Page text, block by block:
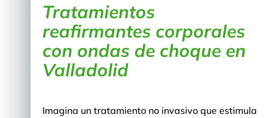
Tratamientos
reafirmantes corporales
con ondas de choque en
Valladolid
Imagina un tratamiento no invasivo que estimula